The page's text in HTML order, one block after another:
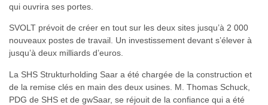
qui ouvrira ses portes.
SVOLT prévoit de créer en tout sur les deux sites jusqu’à 2 000
nouveaux postes de travail. Un investissement devant s’élever à
jusqu’à deux milliards d’euros.
La SHS Strukturholding Saar a été chargée de la construction et
de la remise clés en main des deux usines. M. Thomas Schuck,
PDG de SHS et de gwSaar, se réjouit de la confiance qui a été